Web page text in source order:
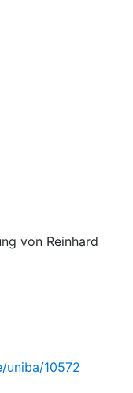
von Reinhard
uniba/10572